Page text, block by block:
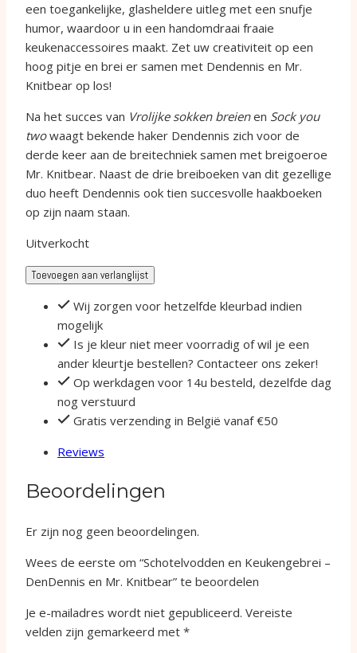
een toegankelijke, glasheldere uitleg met een snufje
humor, waardoor u in een handomdraai fraaie
keukenaccessoires maakt. Zet uw creativiteit op een
hoog pitje en brei er samen met Dendennis en Mr.
Knitbear op los!
Na het succes van Vrolijke sokken breienen Sock you
twowaagt bekende haker Dendennis zich voor de
derde keer aan de breitechniek samen met breigoeroe
Mr. Knitbear. Naast de drie breiboeken van dit gezellige
duo heeft Dendennis ook tien succesvolle haakboeken
op zijn naam staan.
Uitverkocht
Toevoegen aan verlanglijst
Wij zorgen voor hetzelfde kleurbad indien
mogelijk
Is je kleur niet meer voorradig of wil je een
ander kleurtje bestellen? Contacteer ons zeker!
Op werkdagen voor 14u besteld, dezelfde dag
nog verstuurd
Gratis verzending in België vanaf €50
Reviews
Beoordelingen
Er zijn nog geen beoordelingen.
Wees de eerste om “Schotelvodden en Keukengebrei –
DenDennis en Mr. Knitbear” te beoordelen
Je e-mailadres wordt niet gepubliceerd. Vereiste
velden zijn gemarkeerd met *